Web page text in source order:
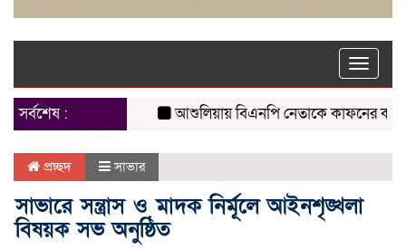
Toggle
সর্বশেষ :
আশুলিয়ায় বিএনপি নেতাকে কাফনের কাপড়
প্রচ্ছদ সাভার
সাভারে সন্ত্রাস ও মাদক নির্মূলে আইনশৃঙ্খলা
বিষয়ক সভ অনুষ্ঠিত